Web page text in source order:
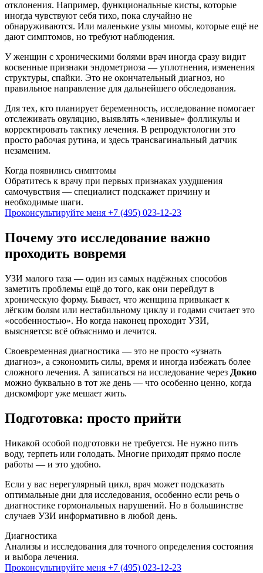
отклонения. Например, функциональные кисты, которые
иногда чувствуют себя тихо, пока случайно не
обнаруживаются. Или маленькие узлы миомы, которые ещё не
дают симптомов, но требуют наблюдения.
У женщин с хроническими болями врач иногда сразу видит
косвенные признаки эндометриоза — уплотнения, изменения
структуры, спайки. Это не окончательный диагноз, но
правильное направление для дальнейшего обследования.
Для тех, кто планирует беременность, исследование помогает
отслеживать овуляцию, выявлять «ленивые» фолликулы и
корректировать тактику лечения. В репродуктологии это
просто рабочая рутина, и здесь трансвагинальный датчик
незаменим.
Когда появились симптомы
Обратитесь к врачу при первых признаках ухудшения
самочувствия — специалист подскажет причину и
необходимые шаги.
Проконсультируйте меня +7 (495) 023-12-23
Почему это исследование важно
проходить вовремя
УЗИ малого таза — один из самых надёжных способов
заметить проблемы ещё до того, как они перейдут в
хроническую форму. Бывает, что женщина привыкает к
лёгким болям или нестабильному циклу и годами считает это
«особенностью». Но когда наконец проходит УЗИ,
выясняется: всё объяснимо и лечится.
Своевременная диагностика — это не просто «узнать
диагноз», а сэкономить силы, время и иногда избежать более
сложного лечения. А записаться на исследование через Докио
можно буквально в тот же день — что особенно ценно, когда
дискомфорт уже мешает жить.
Подготовка: просто прийти
Никакой особой подготовки не требуется. Не нужно пить
воду, терпеть или голодать. Многие приходят прямо после
работы — и это удобно.
Если у вас нерегулярный цикл, врач может подсказать
оптимальные дни для исследования, особенно если речь о
диагностике гормональных нарушений. Но в большинстве
случаев УЗИ информативно в любой день.
Диагностика
Анализы и исследования для точного определения состояния
и выбора лечения.
Проконсультируйте меня +7 (495) 023-12-23